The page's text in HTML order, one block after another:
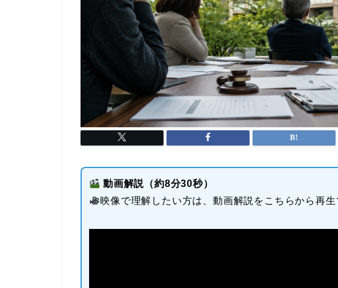
動画解説（約8分30秒）
映像で理解したい方は、動画解説をこちらから再生